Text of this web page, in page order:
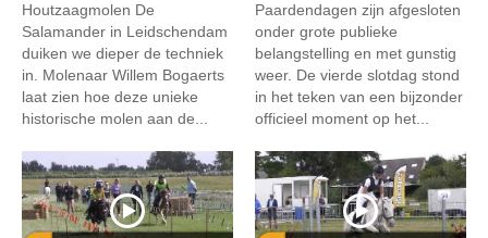
Houtzaagmolen De
Salamander in Leidschendam
duiken we dieper de techniek
in. Molenaar Willem Bogaerts
laat zien hoe deze unieke
historische molen aan de...
Paardendagen zijn afgesloten
onder grote publieke
belangstelling en met gunstig
weer. De vierde slotdag stond
in het teken van een bijzonder
officieel moment op het...